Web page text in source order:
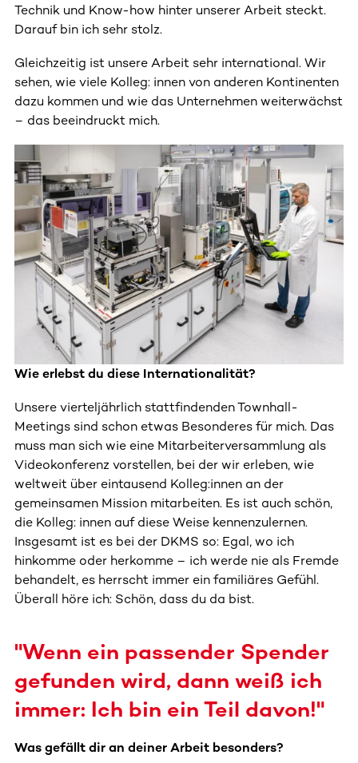
Technik und Know-how hinter unserer Arbeit steckt.
Darauf bin ich sehr stolz.
Gleichzeitig ist unsere Arbeit sehr international. Wir
sehen, wie viele Kolleg: innen von anderen Kontinenten
dazu kommen und wie das Unternehmen weiterwächst
– das beeindruckt mich.
Wie erlebst du diese Internationalität?
Unsere vierteljährlich stattfindenden Townhall-
Meetings sind schon etwas Besonderes für mich. Das
muss man sich wie eine Mitarbeiterversammlung als
Videokonferenz vorstellen, bei der wir erleben, wie
weltweit über eintausend Kolleg:innen an der
gemeinsamen Mission mitarbeiten. Es ist auch schön,
die Kolleg: innen auf diese Weise kennenzulernen.
Insgesamt ist es bei der DKMS so: Egal, wo ich
hinkomme oder herkomme – ich werde nie als Fremde
behandelt, es herrscht immer ein familiäres Gefühl.
Überall höre ich: Schön, dass du da bist.
"Wenn ein passender Spender
gefunden wird, dann weiß ich
immer: Ich bin ein Teil davon!"
Was gefällt dir an deiner Arbeit besonders?